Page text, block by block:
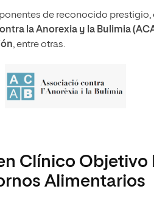
de reconocido
la Anorexia y la Bulimia
, entre otras.
Clínico Objetivo
Alimentarios